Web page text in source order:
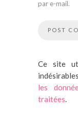
par e-mail.
Ce site
les
traitées.